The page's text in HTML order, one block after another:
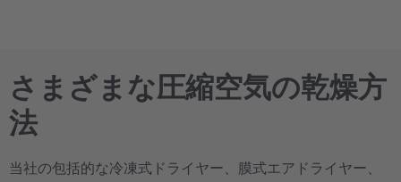
さまざまな圧縮空気の乾燥方
法
当社の包括的な冷凍式ドライヤー、膜式エアドライヤー、